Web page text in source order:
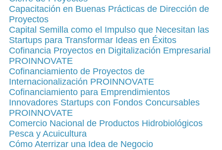
Capacitación en Buenas Prácticas de Dirección de
Proyectos
Capital Semilla como el Impulso que Necesitan las
Startups para Transformar Ideas en Éxitos
Cofinancia Proyectos en Digitalización Empresarial
PROINNOVATE
Cofinanciamiento de Proyectos de
Internacionalización PROINNOVATE
Cofinanciamiento para Emprendimientos
Innovadores Startups con Fondos Concursables
PROINNOVATE
Comercio Nacional de Productos Hidrobiológicos
Pesca y Acuicultura
Cómo Aterrizar una Idea de Negocio